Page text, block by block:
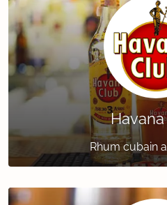
Rhum cubain